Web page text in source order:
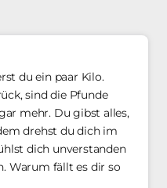
du ein paar Kilo.
sind die Pfunde
mehr. Du gibst alles,
drehst du dich im
dich unverstanden
Warum fällt es dir so